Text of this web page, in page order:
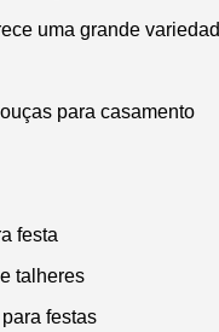
uma grande
para casamento
festa
talheres
festas